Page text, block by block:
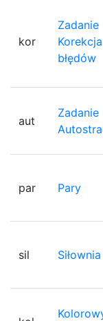
kor
Zadanie
Korekcja
błędów
aut
Zadanie
par Pary
sil Siłownia